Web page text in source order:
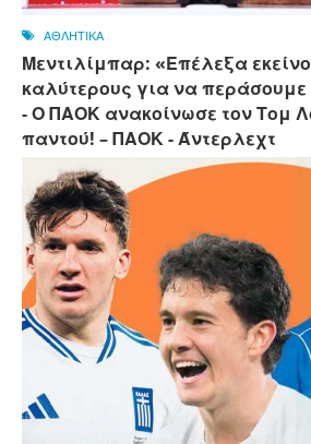
ΑΘΛΗΤΙΚΑ
Μεντιλίμπαρ: «Επέλεξα
καλύτερους για να περάσουμε
- Ο ΠΑΟΚ ανακοίνωσε τον Τομ
παντού! – ΠΑΟΚ - Άντερλεχτ